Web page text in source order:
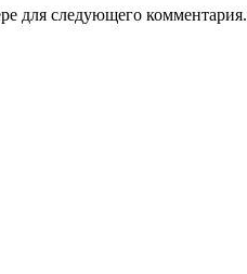
для следующего комментария.